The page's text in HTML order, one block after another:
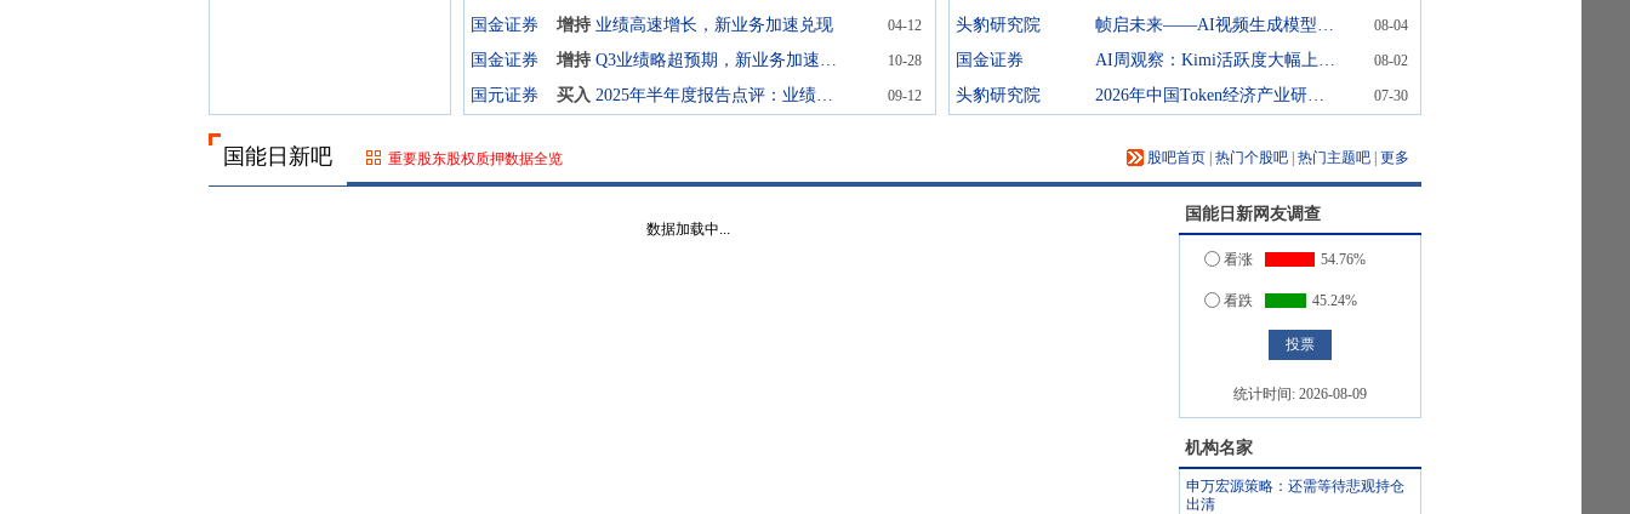
国金证券 增持 业绩高速增长，新业务加速兑现 04-12
国金证券 增持 Q3业绩略超预期，新业务加速落地 10-28
国元证券 买入 2025年半年度报告点评：业绩实现快速增长，功率预测业务亮眼 09-12
头豹研究院 帧启未来——AI视频生成模型爆发式增长背后的算力革命与内容范式重构 头豹词条报告系列 08-04
国金证券 AI周观察：Kimi活跃度大幅上升，6月手机市场增速回暖 08-02
头豹研究院 2026年中国Token经济产业研究：Token成为新信息单位，谁将掌握AI时代的产业控制点？ 07-30
国能日新吧 重要股东股权质押数据全览 股吧首页 热门个股吧 热门主题吧 更多
国能日新网友调查
看涨 54.76%
看跌 45.24%
统计时间: 2026-08-09
机构名家
申万宏源策略：还需等待悲观持仓
出清